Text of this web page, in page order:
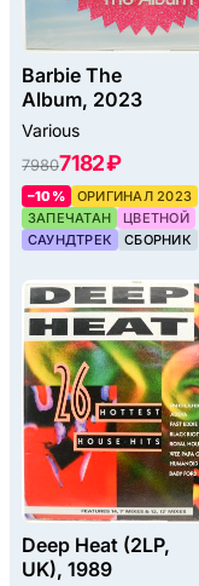
Barbie The
Album, 2023
Various
79807182 ₽
–10%
ОРИГИНАЛ 2023
ЗАПЕЧАТАН
ЦВЕТНОЙ
САУНДТРЕК
СБОРНИК
Deep Heat (2LP,
UK), 1989